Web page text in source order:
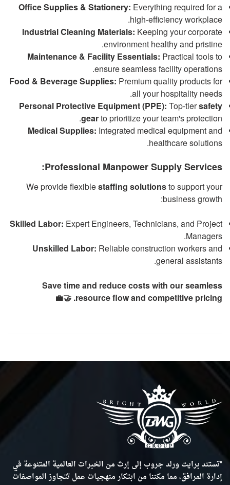
Office Supplies & Stationery: Everything required for a
high-efficiency workplace.
Industrial Cleaning Materials: Keeping your corporate
environment healthy and pristine.
Maintenance & Facility Essentials: Practical tools to
ensure seamless facility operations.
Food & Beverage Supplies: Premium quality products for
all your hospitality needs.
Personal Protective Equipment (PPE):Top-tiersafety
gearto prioritize your team's protection.
Medical Supplies: Integrated medical equipment and
healthcare solutions.
Professional Manpower Supply Services:
We provide flexiblestaffing solutionsto support your
business growth:
Skilled Labor: Expert Engineers, Technicians, and Project
Managers.
Unskilled Labor: Reliable construction workers and
general assistants.
Save time and reduce costs with our seamless
resource flow and competitive pricing. 🤝💼
"تستندبرايت ورلد جروب إلى إرث من الخبرات العالمية المتنوعة في
إدارة المرافق، مما مكننا من ابتكار منهجيات عمل تتجاوزالمواصفات